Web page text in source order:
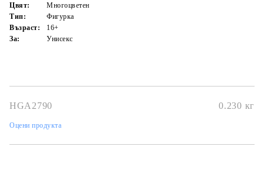
Цвят:
Многоцветен
Тип:
Фигурка
Възраст:
16+
За:
Унисекс
HGA2790 0.230 кг
Оцени продукта